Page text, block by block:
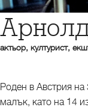
актьор, културист,
Роден в Австрия
малък, като на 14